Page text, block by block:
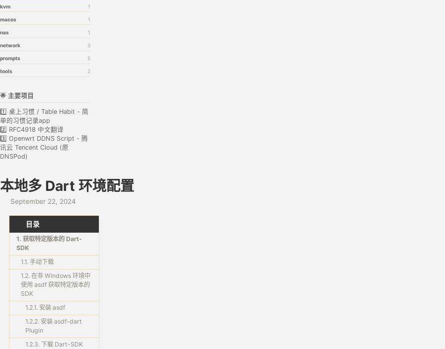
kvm 1
macos 1
nas 1
network 3
prompts 5
tools 2
🌟 主要项目
1️⃣ 桌上习惯 / Table Habit - 简
单的习惯记录app
2️⃣ RFC4918 中文翻译
3️⃣ Openwrt DDNS Script - 腾
讯云 Tencent Cloud (原
DNSPod)
本地多 Dart 环境配置
September 22, 2024
目录
1. 获取特定版本的 Dart-
SDK
1.1. 手动下载
1.2. 在非 Windows 环境中
使用 asdf 获取特定版本的
SDK
1.2.1. 安装 asdf
1.2.2. 安装 asdf-dart
Plugin
1.2.3. 下载 Dart-SDK